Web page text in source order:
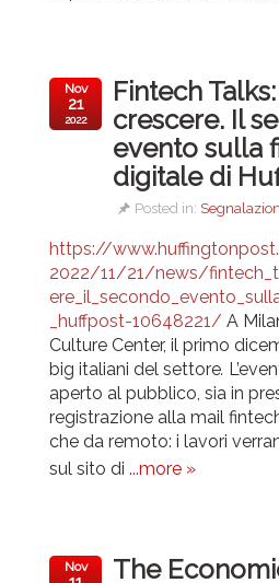
Fintech
crescere. Il
evento sulla
digitale di
Posted in:
Nov
21
2022
https://
2022/11/21/news/
_huffpost-10648221/ A
Culture Center, il primo
big italiani del settore.
aperto al pubblico, sia in
registrazione alla mail
che da remoto: i lavori
sul sito di ...more »
The
Nov